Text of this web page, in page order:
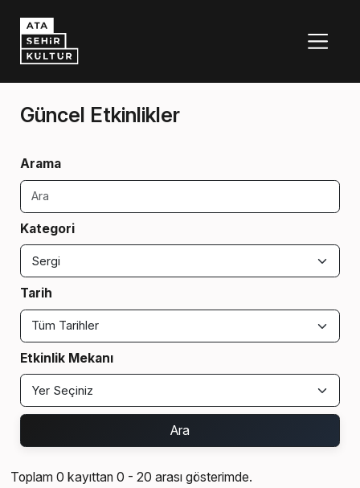
Güncel Etkinlikler
Arama
Kategori
Tarih
Etkinlik Mekanı
Ara
Toplam 0 kayıttan 0 - 20 arası gösterimde.